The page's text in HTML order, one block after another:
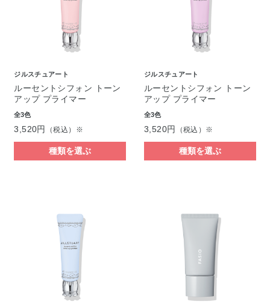
ジルスチュアート
ルーセントシフォン トーン
アップ プライマー
全3色
3,520円 （税込）※
種類を選ぶ
ジルスチュアート
ルーセントシフォン トーン
アップ プライマー
全3色
3,520円 （税込）※
種類を選ぶ